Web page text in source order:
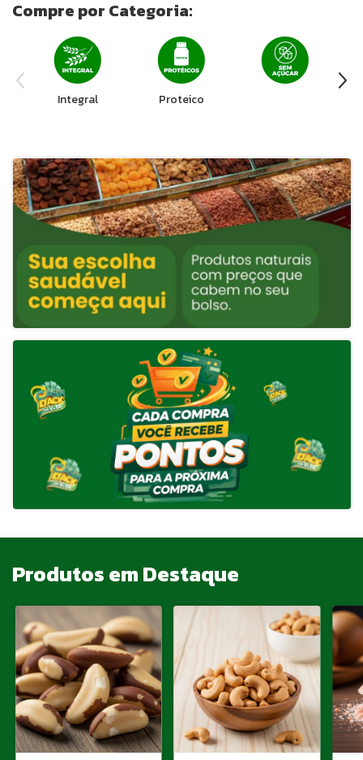
Compre por Categoria:
Integral Proteico
Produtos em Destaque